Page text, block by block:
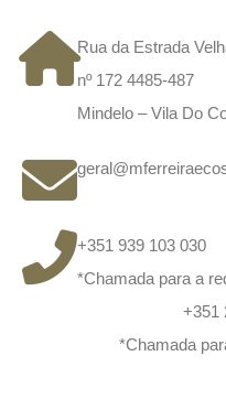
Rua da Estrada
nº 172 4485-487
Mindelo – Vila Do
+351 939 103 030
*Chamada para a
+351
*Chamada